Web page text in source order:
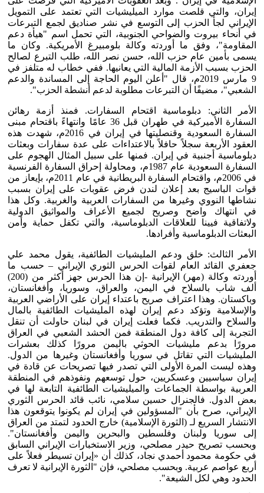
إيران، والتي قلصت موارد الميليشيات التي تعتمد على التمويل
الإيراني لجأ الحزب إلى التوسع في نشر صناديق لجمع التبرعات
في أنحاء بيروت والضواحي الجنوبية، التي تحمل اسم "هيأة دعم
المقاومة"، وفق ما أوردته وكالة بلومبيرغ الأمريكية. وكان ما
يسمى بأمين عام حزب الله، حسن نصر الله، طلب التبرع لصالح
الحزب بسبب الأزمة المالية التي يعانيها. ففي خطاب له متلفز في
9 مارس 2019م، قال "أعلن اليوم الحاجة إلى المساندة والدعم
الشعبي"، مضيفًا أن التبرعات مطلوبة لدعم أنشطة الحزب".
الأمر الثاني: دبلوماسية اقتحام السفارات. فمنذ أزمة رهائن
السفارة الأميركية في طهران قبل 36 عامًا وانتهاءً باقتحام مبنى
السفارة السعودية وقنصليتها في إيران في 2016م، شهدت هذه
العقود الأربعة سجلاً حافلاً بالاعتداءات على عدة سفارات وبعثات
دبلوماسية أجنبية في إيران. فمنها على سبيل المثال الهجوم على
السفارة السعودية عام 1987م، ومحاولة إحراق السفارة الفرنسية
في 2006م، واقتحام السفارة البريطانية في عام 2011م، بإيعاز من
قوات الباسيج بعد إعلان لندن فرض عقوبات على إيران بسبب
نشاطها النووي وغيرها من السفارات العربية والغربية. وكل هذا
في انتهاك واضح وصريح لجميع الأعراف والمواثيق الدولية
ولاتفاقية فيينا للعلاقات الدبلوماسية، والتي تكفل حماية وأمن
البعثات الدبلوماسية وأفرادها.
الأمر الثالث: خلق ودعم المليشيات الطائفية، يقول محمد علي
جعفري القائد العام لقوات الحرس الثوري الإيراني – حسب ما
أوردته وكالة (مهر) الإيرانية -إن هذا الحرس جهز أكثر من (200)
ألف شاب بالسلاح في اليمن، والعراق، وسوريا، وأفغانستان،
وباكستان. وهذا اعتراف صريح باعتداء إيران على الأراضي العربية
والإسلامية وتؤكد دعم إيران لهذه المليشيات الطائفية بالمال
والسلاح والتدريب. فكما فعلت إيران في لبنان حاولت أن تنقل
التجربة إلى كافة دول المنطقة فمن الحشد الشعبي في العراق
مرورًا بدعم مليشيات الحوثي باليمن مرورًا كذلك بعشرات
المليشيات التي تقاتل في سوريا وأفغانستان وغيرها من الدول.
وهذه ليست المرة الأولى التي تصدر فيها تصريحات عن قادة في
إيران سياسيين وعسكريين، حول توسعهم ونفوذهم في المنطقة
العربية بواسطة الجماعات والميليشيات الطائفية التابعة لها في
بعض الدول. فالجنرال حسين سلامي، نائب قائد الحرس الثوري
الإيراني، صرح بأن "المسؤولين في إيران لم يكونوا يتوقعون هذا
الانتشار السريع لـ (الثورة الإسلامية) خارج الحدود لتمتد من العراق
إلى سوريا ولبنان وفلسطين والبحرين واليمن وأفغانستان".
وبحسب تصريح حيدر مصلحي، وزير الاستخبارات الإيراني السابق
في حكومة محمود أحمدي نجاد، كذلك أن «إيران تسيطر فعلاً على
أربع عواصم عربية. وبحسب مصلحي، فإن "الثورة الإيرانية لا تعرف
الحدود وهي لكل الشيعة".